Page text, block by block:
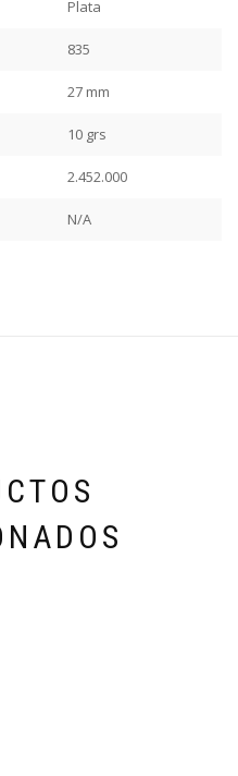
Plata
835
27 mm
10 grs
2.452.000
N/A